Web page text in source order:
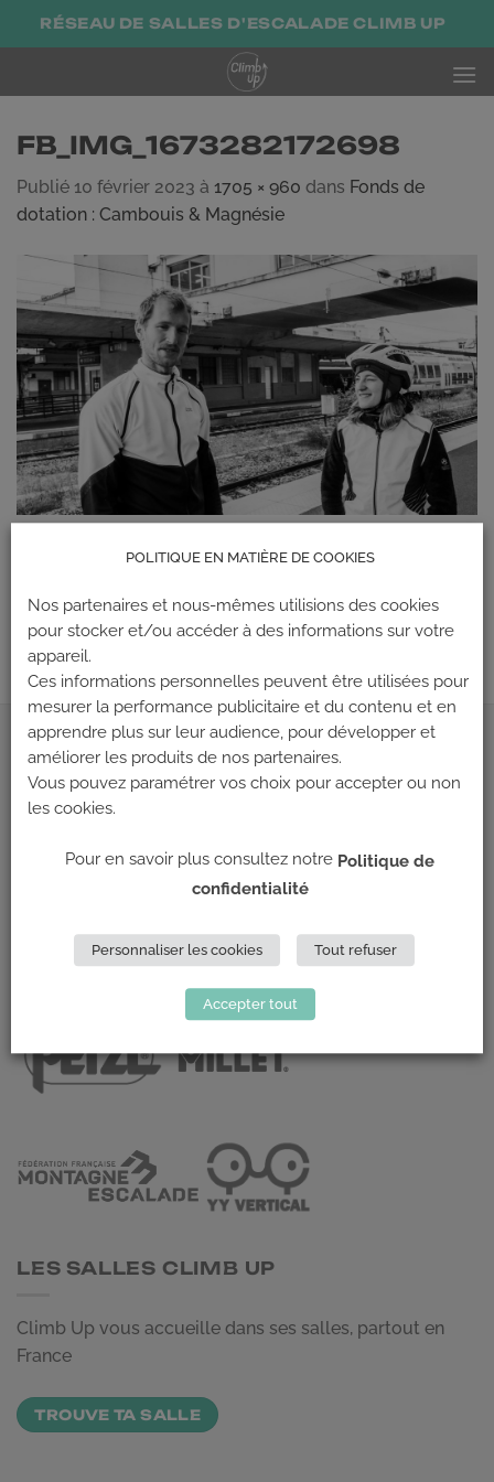
PasserRÉSEAU DE SALLES D'ESCALADE CLIMB UP
FB_IMG_1673282172698
Publié 10 février 2023 à 1705 × 960 dans Fonds de
dotation : Cambouis & Magnésie
Les commentaires et les rétroliens sont actuellement fermés.
← Précédent
Suivant→
ADRESSE
Climb Up (Siège social)
69 007 LYON
LES SALLES CLIMB UP
Climb Up vous accueille dans ses salles, partout en
France
TROUVE TA SALLE
POLITIQUE EN MATIÈRE DE COOKIES
Nos partenaires et nous-mêmes utilisions des cookies
pour stocker et/ou accéder à des informations sur votre
appareil.
Ces informations personnelles peuvent être utilisées pour
mesurer la performance publicitaire et du contenu et en
apprendre plus sur leur audience, pour développer et
améliorer les produits de nos partenaires.
Vous pouvez paramétrer vos choix pour accepter ou non
les cookies.
Pour en savoir plus consultez notre Politique de
confidentialité
Personnaliser les cookies Tout refuser
Accepter tout